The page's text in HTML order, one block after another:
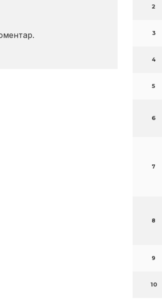
2
3
4
5
6
7
8
9
10